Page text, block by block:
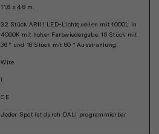
11,6 x 4,8 m.
32 Stück AR111 LED-Lichtquellen mit 1000L in
4000K mit hoher Farbwiedergabe. 16 Stück mit
36 ° und 16 Stück mit 60 ° Ausstrahlung.
Wire
I
CE
Jeder Spot ist durch DALI programmierbar